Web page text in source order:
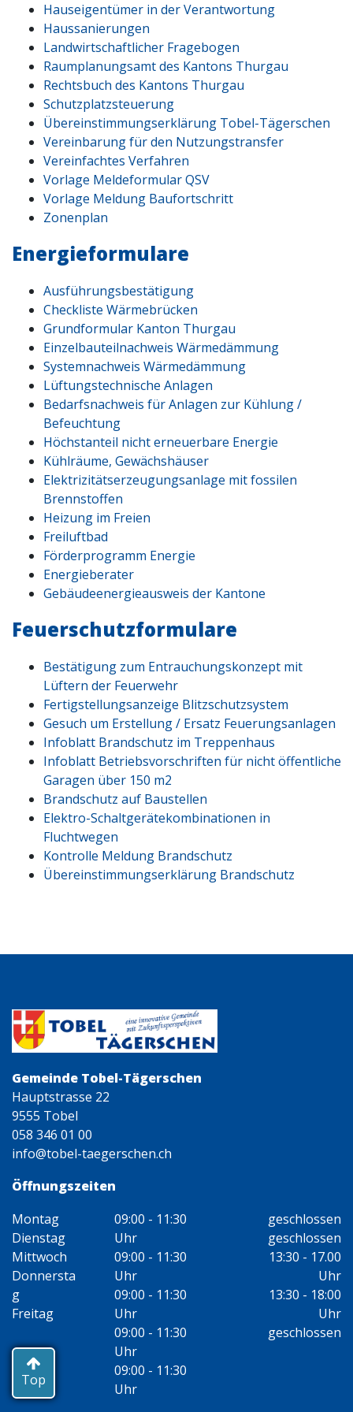
Hauseigentümer in der Verantwortung
Haussanierungen
Landwirtschaftlicher Fragebogen
Raumplanungsamt des Kantons Thurgau
Rechtsbuch des Kantons Thurgau
Schutzplatzsteuerung
Übereinstimmungserklärung Tobel-Tägerschen
Vereinbarung für den Nutzungstransfer
Vereinfachtes Verfahren
Vorlage Meldeformular QSV
Vorlage Meldung Baufortschritt
Zonenplan
Energieformulare
Ausführungsbestätigung
Checkliste Wärmebrücken
Grundformular Kanton Thurgau
Einzelbauteilnachweis Wärmedämmung
Systemnachweis Wärmedämmung
Lüftungstechnische Anlagen
Bedarfsnachweis für Anlagen zur Kühlung /
Befeuchtung
Höchstanteil nicht erneuerbare Energie
Kühlräume, Gewächshäuser
Elektrizitätserzeugungsanlage mit fossilen
Brennstoffen
Heizung im Freien
Freiluftbad
Förderprogramm Energie
Energieberater
Gebäudeenergieausweis der Kantone
Feuerschutzformulare
Bestätigung zum Entrauchungskonzept mit
Lüftern der Feuerwehr
Fertigstellungsanzeige Blitzschutzsystem
Gesuch um Erstellung / Ersatz Feuerungsanlagen
Infoblatt Brandschutz im Treppenhaus
Infoblatt Betriebsvorschriften für nicht öffentliche
Garagen über 150 m2
Brandschutz auf Baustellen
Elektro-Schaltgerätekombinationen in
Fluchtwegen
Kontrolle Meldung Brandschutz
Übereinstimmungserklärung Brandschutz
Öffnungszeiten
Gemeinde Tobel-Tägerschen
Hauptstrasse 22
9555 Tobel
058 346 01 00
info@tobel-taegerschen.ch
Montag
Dienstag
Mittwoch
Donnersta
g
Freitag
09:00 - 11:30
Uhr
09:00 - 11:30
Uhr
09:00 - 11:30
Uhr
09:00 - 11:30
Uhr
09:00 - 11:30
Uhr
geschlossen
geschlossen
13:30 - 17.00
Uhr
13:30 - 18:00
Uhr
geschlossen
Top